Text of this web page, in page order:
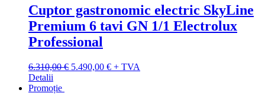
4.520,00 €.
Cuptor gastronomic electric SkyLine
Premium 6 tavi GN 1/1 Electrolux
Professional
6.310,00€ Prețul
5.490,00 €Prețul
+ TVA
Detalii
Promoție